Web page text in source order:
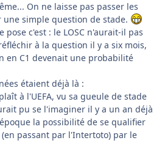
On ne laisse pas passer les
simple question de stade.
c'est : le LOSC n'aurait-il pas
à la question il y a six mois,
en C1 devenait une probabilité
étaient déjà là :
à l'UEFA, vu sa gueule de stade
pu se l'imaginer il y a un an déjà
la possibilité de se qualifier
passant par l'Intertoto) par le